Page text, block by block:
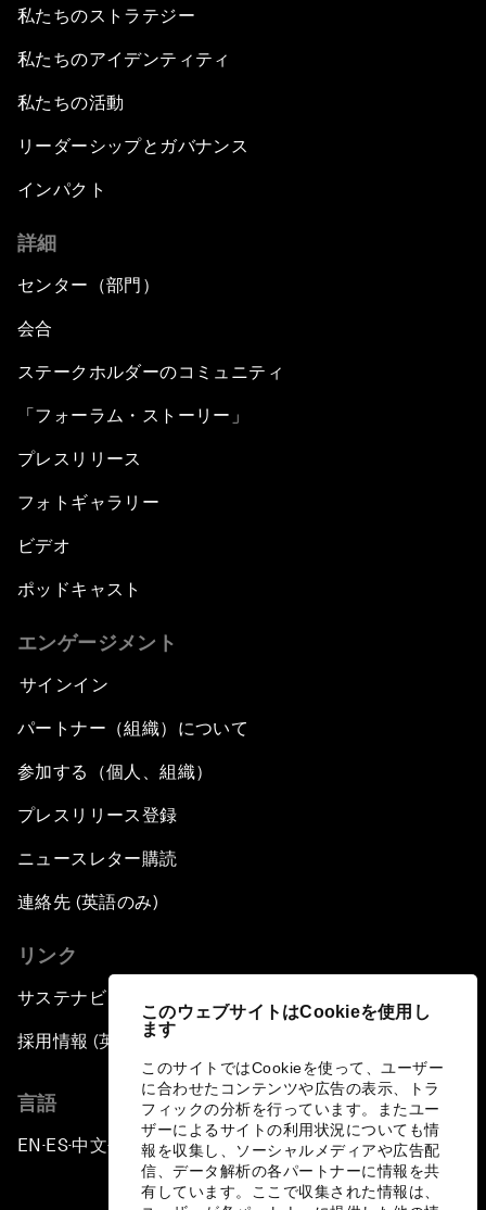
このウェブサイトはCookieを使用し
ます
このサイトではCookieを使って、ユーザー
に合わせたコンテンツや広告の表示、トラ
フィックの分析を行っています。またユー
ザーによるサイトの利用状況についても情
報を収集し、ソーシャルメディアや広告配
信、データ解析の各パートナーに情報を共
有しています。ここで収集された情報は、
私たちのストラテジー
私たちのアイデンティティ
私たちの活動
リーダーシップとガバナンス
インパクト
詳細
センター（部門）
会合
ステークホルダーのコミュニティ
「フォーラム・ストーリー」
プレスリリース
フォトギャラリー
ビデオ
ポッドキャスト
エンゲージメント
サインイン
パートナー（組織）について
参加する（個人、組織）
プレスリリース登録
ニュースレター購読
連絡先 (英語のみ)
リンク
サステナビリティへの取り組み
採用情報 (英語のみ)
言語
EN ▪ES▪中文▪ 日本語